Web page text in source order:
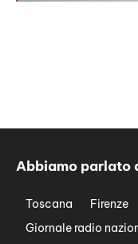
Abbiamo parlato
Toscana Firenze
Giornale radio